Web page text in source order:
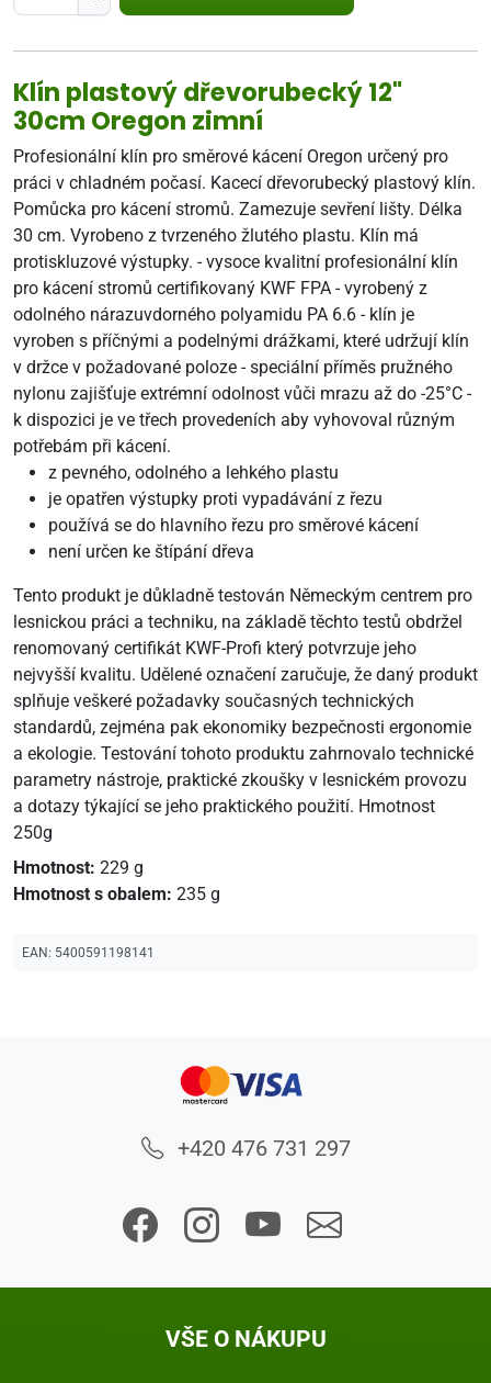
Klín plastový dřevorubecký 12"
30cm Oregon zimní
Profesionální klín pro směrové kácení Oregon určený pro
práci v chladném počasí. Kacecí dřevorubecký plastový klín.
Pomůcka pro kácení stromů. Zamezuje sevření lišty. Délka
30 cm. Vyrobeno z tvrzeného žlutého plastu. Klín má
protiskluzové výstupky. - vysoce kvalitní profesionální klín
pro kácení stromů certifikovaný KWF FPA - vyrobený z
odolného nárazuvdorného polyamidu PA 6.6 - klín je
vyroben s příčnými a podelnými drážkami, které udržují klín
v držce v požadované poloze - speciální příměs pružného
nylonu zajišťuje extrémní odolnost vůči mrazu až do -25°C -
k dispozici je ve třech provedeních aby vyhovoval různým
potřebám při kácení.
z pevného, odolného a lehkého plastu
je opatřen výstupky proti vypadávání z řezu
používá se do hlavního řezu pro směrové kácení
není určen ke štípání dřeva
Tento produkt je důkladně testován Německým centrem pro
lesnickou práci a techniku, na základě těchto testů obdržel
renomovaný certifikát KWF-Profi který potvrzuje jeho
nejvyšší kvalitu. Udělené označení zaručuje, že daný produkt
splňuje veškeré požadavky současných technických
standardů, zejména pak ekonomiky bezpečnosti ergonomie
a ekologie. Testování tohoto produktu zahrnovalo technické
parametry nástroje, praktické zkoušky v lesnickém provozu
a dotazy týkající se jeho praktického použití. Hmotnost
250g
Hmotnost: 229 g
Hmotnost s obalem: 235 g
EAN: 5400591198141
+420 476 731 297
VŠE O NÁKUPU